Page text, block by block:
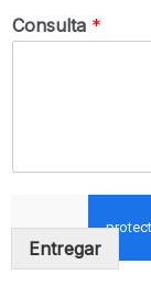
Consulta *
Entregar